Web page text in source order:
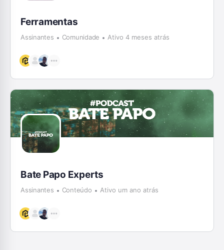
Ferramentas
Assinantes Comunidade Ativo 4 meses atrás
Bate Papo Experts
Assinantes Conteúdo Ativo um ano atrás